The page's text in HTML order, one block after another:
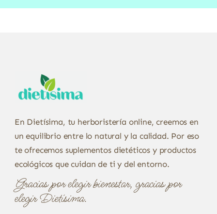
En Dietísima, tu herboristería online, creemos en
un equilibrio entre lo natural y la calidad. Por eso
te ofrecemos suplementos dietéticos y productos
ecológicos que cuidan de ti y del entorno.
Gracias por elegir bienestar, gracias por
elegir Dietísima.